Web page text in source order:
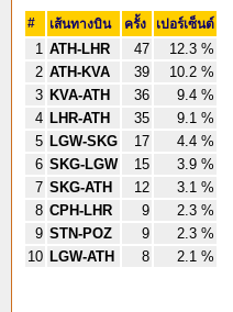
# เส้นทางบิน ครั้ง เปอร์เซ็นต์
1 ATH-LHR 47
12.3 %
2 ATH-KVA 39
10.2 %
3 KVA-ATH 36
9.4 %
4 LHR-ATH 35
9.1 %
5 LGW-SKG 17
4.4 %
6 SKG-LGW 15
3.9 %
7 SKG-ATH 12
3.1 %
8 CPH-LHR 9
2.3 %
9 STN-POZ 9
2.3 %
10 LGW-ATH 8 2.1 %